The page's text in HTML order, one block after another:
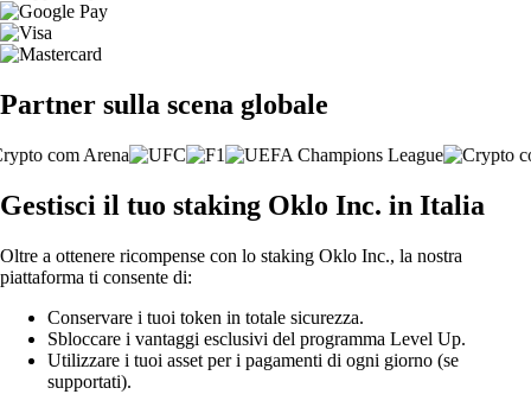
Partner sulla scena globale
Gestisci il tuo staking Oklo Inc. in Italia
Oltre a ottenere ricompense con lo staking Oklo Inc., la nostra
piattaforma ti consente di:
Conservare i tuoi token in totale sicurezza.
Sbloccare i vantaggi esclusivi del programma Level Up.
Utilizzare i tuoi asset per i pagamenti di ogni giorno (se
supportati).